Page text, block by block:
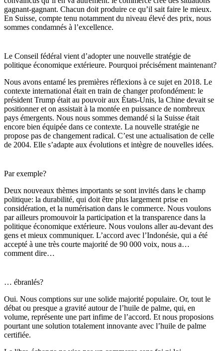
gagnant-gagnant. Chacun doit produire ce qu’il sait faire le mieux.
En Suisse, compte tenu notamment du niveau élevé des prix, nous
sommes condamnés à l’excellence.
Le Conseil fédéral vient d’adopter une nouvelle stratégie de
politique économique extérieure. Pourquoi précisément maintenant?
Nous avons entamé les premières réflexions à ce sujet en 2018. Le
contexte international était en train de changer profondément: le
président Trump était au pouvoir aux États-Unis, la Chine devait se
positionner et on assistait à la montée en puissance de nombreux
pays émergents. Nous nous sommes demandé si la Suisse était
encore bien équipée dans ce contexte. La nouvelle stratégie ne
propose pas de changement radical. C’est une actualisation de celle
de 2004. Elle s’adapte aux évolutions et intègre de nouvelles idées.
Par exemple?
Deux nouveaux thèmes importants se sont invités dans le champ
politique: la durabilité, qui doit être plus largement prise en
considération, et la numérisation dans le commerce. Nous voulons
par ailleurs promouvoir la participation et la transparence dans la
politique économique extérieure. Nous voulons aller au-devant des
gens et mieux communiquer. L’accord avec l’Indonésie, qui a été
accepté à une très courte majorité de 90 000 voix, nous a…
comment dire…
… ébranlés?
Oui. Nous comptions sur une solide majorité populaire. Or, tout le
débat ou presque a gravité autour de l’huile de palme, qui, en
volume, représente une part infime de l’accord. Et nous proposions
pourtant une solution totalement innovante avec l’huile de palme
certifiée.